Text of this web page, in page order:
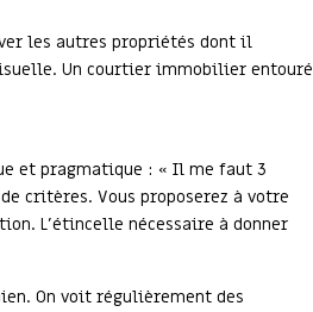
les autres propriétés dont il
Un courtier immobilier entouré
et pragmatique : « Il me faut 3
critères. Vous proposerez à votre
L’étincelle nécessaire à donner
On voit régulièrement des